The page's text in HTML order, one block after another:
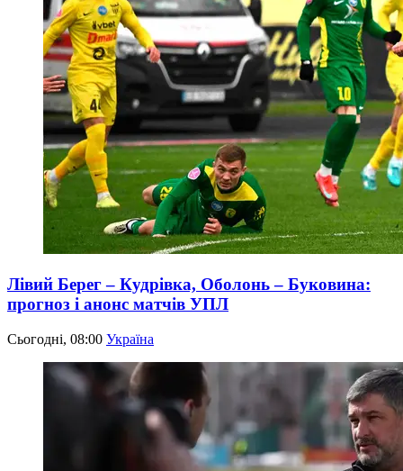
Лівий Берег – Кудрівка, Оболонь – Буковина:
прогноз і анонс матчів УПЛ
Сьогодні, 08:00 Україна